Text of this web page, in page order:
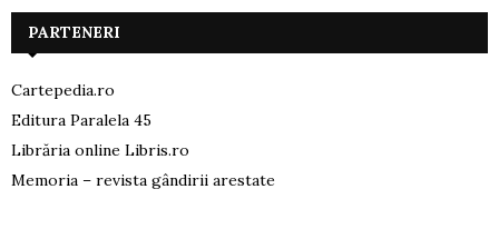
PARTENERI
Cartepedia.ro
Editura Paralela 45
Librăria online Libris.ro
Memoria – revista gândirii arestate